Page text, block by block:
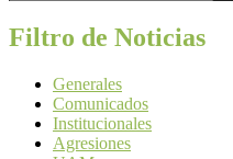
Filtro de Noticias
Generales
Comunicados
Institucionales
Agresiones